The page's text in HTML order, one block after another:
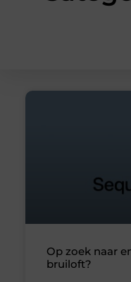
Op zoek naar
bruiloft?